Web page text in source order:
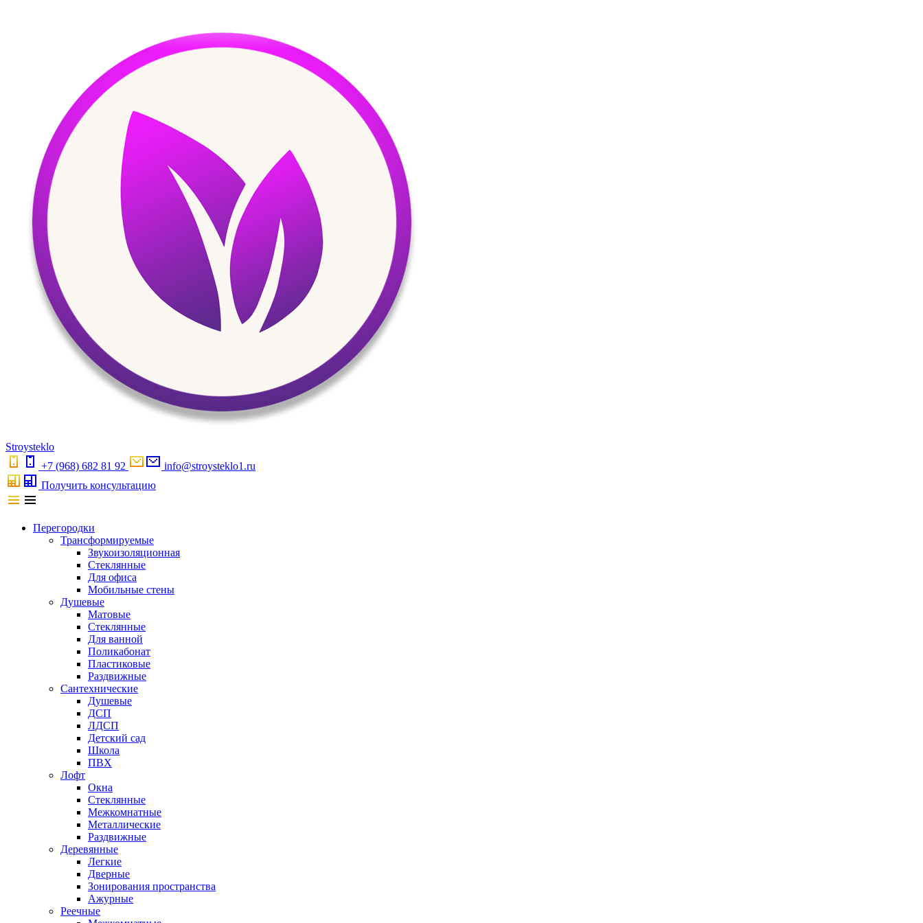
Stroysteklo
+7 (968) 682 81 92
info@stroysteklo1.ru
Получить консультацию
Перегородки
Трансформируемые
Звукоизоляционная
Стеклянные
Для офиса
Мобильные стены
Душевые
Матовые
Стеклянные
Для ванной
Поликабонат
Пластиковые
Раздвижные
Сантехнические
Душевые
ДСП
ЛДСП
Детский сад
Школа
ПВХ
Лофт
Окна
Стеклянные
Межкомнатные
Металлические
Раздвижные
Деревянные
Легкие
Дверные
Зонирования пространства
Ажурные
Реечные